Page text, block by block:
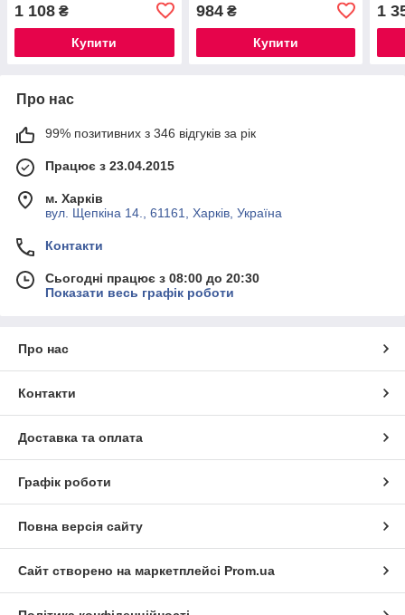
1 108 ₴
Купити
984₴
Купити
1
Про нас
99% позитивних з 346 відгуків за рік
Працює з 23.04.2015
м. Харків
вул. Щепкіна 14., 61161, Харків, Україна
Контакти
Сьогодні працює з 08:00 до 20:30
Показати весь графік роботи
Про нас
Контакти
Доставка та оплата
Графік роботи
Повна версія сайту
Сайт створено на маркетплейсі Prom.ua